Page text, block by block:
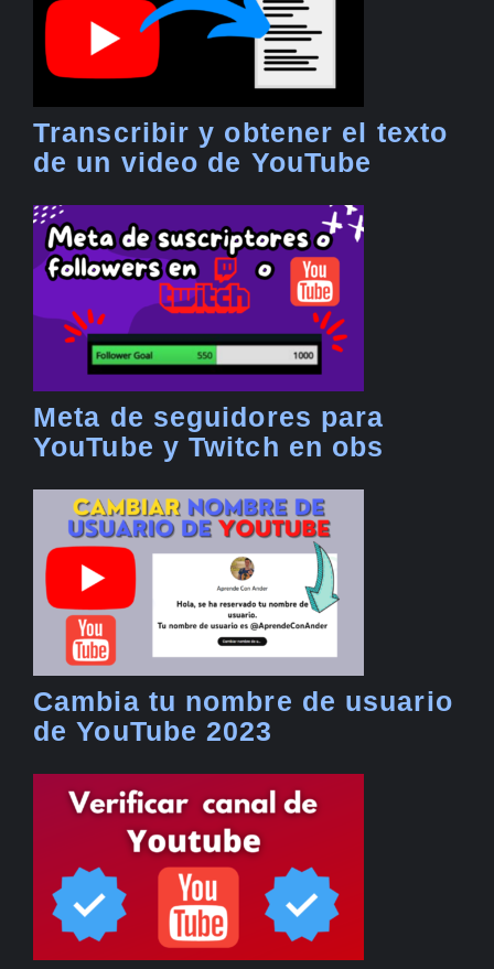
Transcribir y obtener el texto
de un video de YouTube
Meta de seguidores para
YouTube y Twitch en obs
Cambia tu nombre de usuario
de YouTube 2023